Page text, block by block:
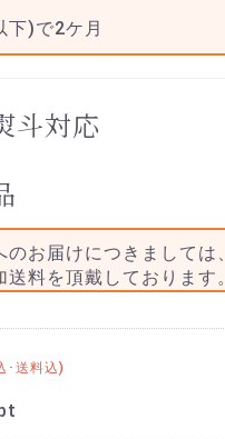
下)で2ケ月
斗対応
のお届けにつきましては
送料を頂戴しております。
･送料込)